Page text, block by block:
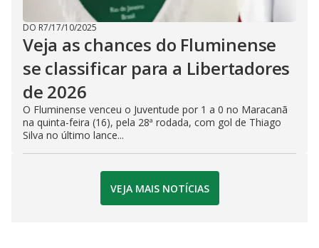
DO R7/17/10/2025
Veja as chances do Fluminense
se classificar para a Libertadores
de 2026
O Fluminense venceu o Juventude por 1 a 0 no Maracanã
na quinta-feira (16), pela 28ª rodada, com gol de Thiago
Silva no último lance...
VEJA MAIS NOTÍCIAS